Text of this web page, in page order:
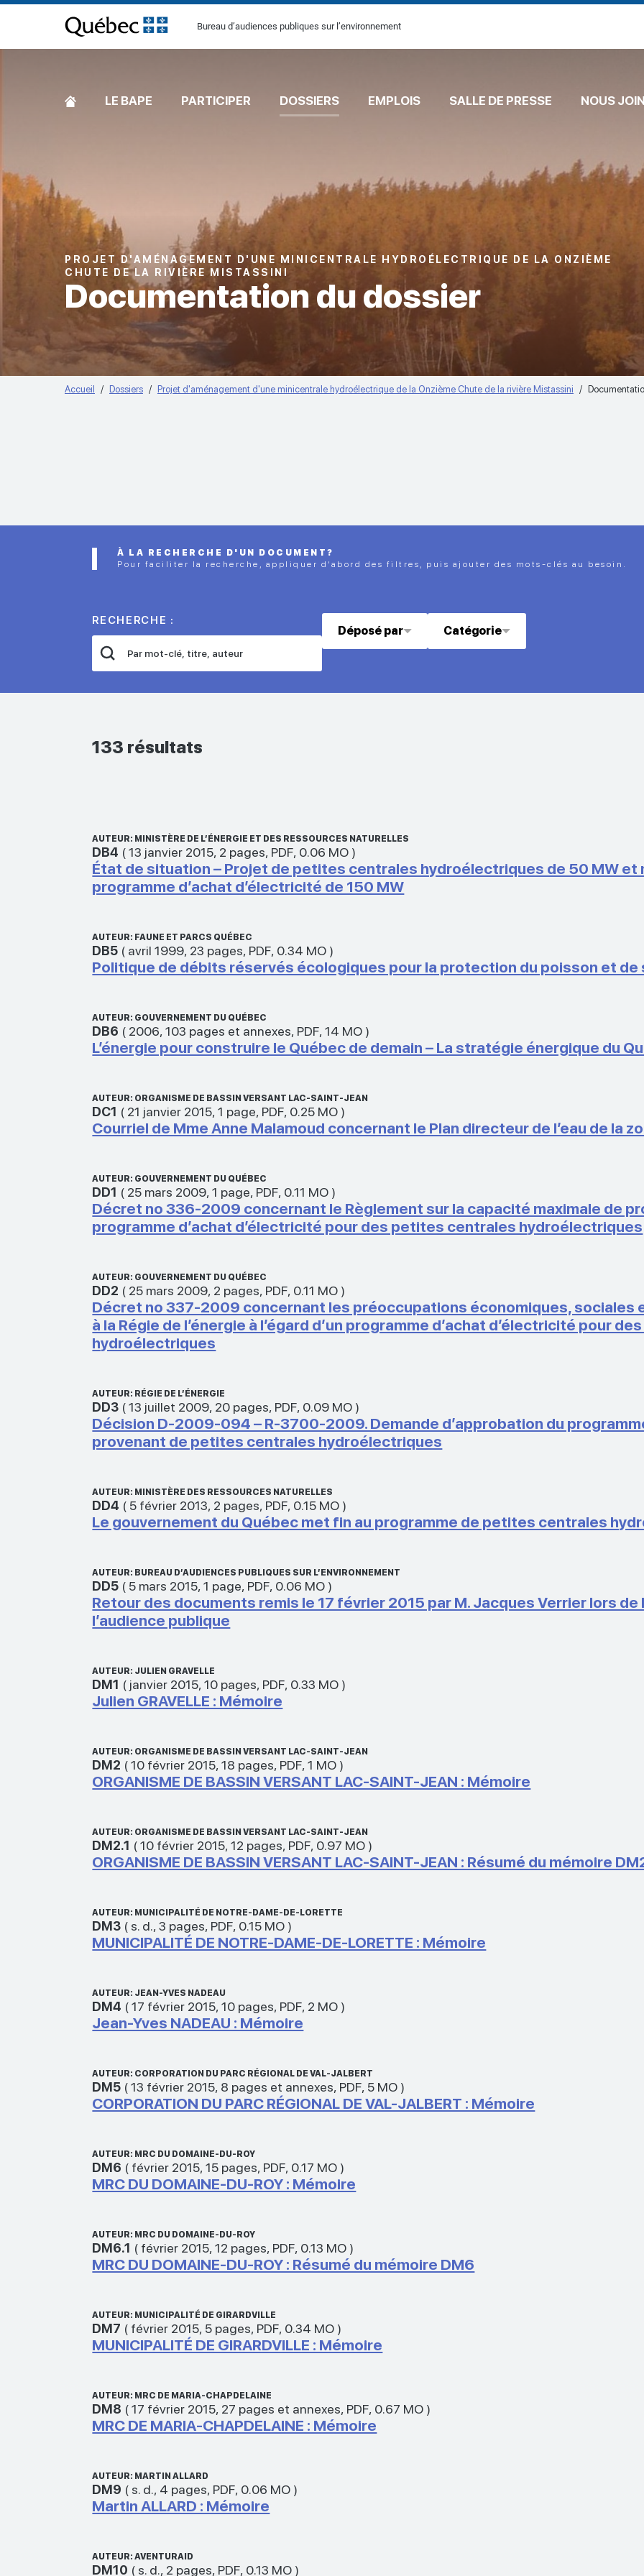
[Common.SkipToContent]
Bureau d’audiences publiques sur l’environnement
ACCUEILLE BAPE PARTICIPER DOSSIERS EMPLOIS SALLE DE PRESSE NOUS
PROJET D'AMÉNAGEMENT D'UNE MINICENTRALE HYDROÉLECTRIQUE DE LA ONZIÈME
CHUTE DE LA RIVIÈRE MISTASSINI
Documentation du dossier
Accueil Dossiers Projet d'aménagement d'une minicentrale hydroélectrique de la Onzième Chute de la rivière Mistassini
À LA RECHERCHE D'UN DOCUMENT?
Pour faciliter la recherche, appliquer d’abord des filtres, puis ajouter des mots-clés au besoin.
RECHERCHE :
Déposé par Catégorie
133 résultats
AUTEUR: MINISTÈRE DE L’ÉNERGIE ET DES RESSOURCES NATURELLES
DB4 (13 janvier 2015, 2 pages, PDF, 0.06 MO )
État de situation – Projet de petites centrales hydroélectriques de 50 MW et
programme d’achat d’électricité de 150 MW
AUTEUR: FAUNE ET PARCS QUÉBEC
DB5 ( avril 1999, 23 pages, PDF, 0.34 MO )
Politique de débits réservés écologiques pour la protection du poisson et
AUTEUR: GOUVERNEMENT DU QUÉBEC
DB6 ( 2006,103 pages et annexes, PDF,14 MO )
L’énergie pour construire le Québec de demain – La stratégie énergique du
AUTEUR: ORGANISME DE BASSIN VERSANT LAC-SAINT-JEAN
DC1 ( 21 janvier 2015,1 page, PDF, 0.25 MO )
Courriel de Mme Anne Malamoud concernant le Plan directeur de l’eau de la
AUTEUR: GOUVERNEMENT DU QUÉBEC
DD1 ( 25 mars 2009,1 page, PDF, 0.11 MO )
Décret no 336-2009 concernant le Règlement sur la capacité maximale de
programme d’achat d’électricité pour des petites centrales hydroélectriques
AUTEUR: GOUVERNEMENT DU QUÉBEC
DD2 ( 25 mars 2009, 2 pages, PDF, 0.11 MO )
Décret no 337-2009 concernant les préoccupations économiques, sociales
à la Régie de l’énergie à l’égard d’un programme d’achat d’électricité pour
hydroélectriques
AUTEUR: RÉGIE DE L’ÉNERGIE
DD3 (13 juillet 2009, 20 pages, PDF, 0.09 MO )
Décision D-2009-094 – R-3700-2009. Demande d’approbation du
provenant de petites centrales hydroélectriques
AUTEUR: MINISTÈRE DES RESSOURCES NATURELLES
DD4 ( 5 février 2013, 2 pages, PDF, 0.15 MO )
Le gouvernement du Québec met fin au programme de petites centrales
AUTEUR: BUREAU D’AUDIENCES PUBLIQUES SUR L’ENVIRONNEMENT
DD5 ( 5 mars 2015,1 page, PDF, 0.06 MO )
Retour des documents remis le 17 février 2015 par M. Jacques Verrier lors
l’audience publique
AUTEUR: JULIEN GRAVELLE
DM1 ( janvier 2015,10 pages, PDF, 0.33 MO )
Julien GRAVELLE : Mémoire
AUTEUR: ORGANISME DE BASSIN VERSANT LAC-SAINT-JEAN
DM2 (10 février 2015,18 pages, PDF,1 MO )
ORGANISME DE BASSIN VERSANT LAC-SAINT-JEAN : Mémoire
AUTEUR: ORGANISME DE BASSIN VERSANT LAC-SAINT-JEAN
DM2.1 (10 février 2015,12 pages, PDF, 0.97 MO )
ORGANISME DE BASSIN VERSANT LAC-SAINT-JEAN : Résumé du mémoire
AUTEUR: MUNICIPALITÉ DE NOTRE-DAME-DE-LORETTE
DM3 ( s. d.,3 pages, PDF, 0.15 MO )
MUNICIPALITÉ DE NOTRE-DAME-DE-LORETTE : Mémoire
AUTEUR: JEAN-YVES NADEAU
DM4 (17 février 2015,10 pages, PDF, 2 MO )
Jean-Yves NADEAU : Mémoire
AUTEUR: CORPORATION DU PARC RÉGIONAL DE VAL-JALBERT
DM5 (13 février 2015, 8 pages et annexes, PDF, 5 MO )
CORPORATION DU PARC RÉGIONAL DE VAL-JALBERT : Mémoire
AUTEUR: MRC DU DOMAINE-DU-ROY
DM6 ( février 2015,15 pages, PDF, 0.17 MO )
MRC DU DOMAINE-DU-ROY : Mémoire
AUTEUR: MRC DU DOMAINE-DU-ROY
DM6.1 ( février 2015,12 pages, PDF, 0.13 MO )
MRC DU DOMAINE-DU-ROY : Résumé du mémoire DM6
AUTEUR: MUNICIPALITÉ DE GIRARDVILLE
DM7 ( février 2015, 5 pages, PDF, 0.34 MO )
MUNICIPALITÉ DE GIRARDVILLE : Mémoire
AUTEUR: MRC DE MARIA-CHAPDELAINE
DM8 (17 février 2015, 27 pages et annexes, PDF, 0.67 MO )
MRC DE MARIA-CHAPDELAINE : Mémoire
AUTEUR: MARTIN ALLARD
DM9 ( s. d., 4 pages, PDF, 0.06 MO )
Martin ALLARD : Mémoire
AUTEUR: AVENTURAID
DM10 ( s. d., 2 pages, PDF, 0.13 MO )